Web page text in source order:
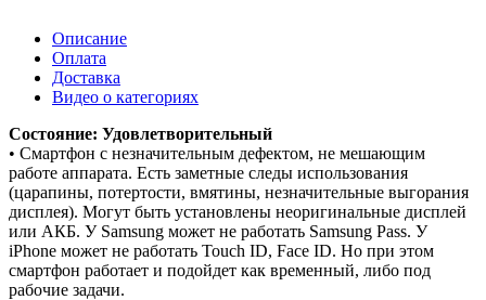
Описание
Оплата
Доставка
Видео о категориях
Состояние: Удовлетворительный
• Смартфон с незначительным дефектом, не мешающим
работе аппарата. Есть заметные следы использования
(царапины, потертости, вмятины, незначительные выгорания
дисплея). Могут быть установлены неоригинальные дисплей
или АКБ. У Samsung может не работать Samsung Pass. У
iPhone может не работать Touch ID, Face ID. Но при этом
смартфон работает и подойдет как временный, либо под
рабочие задачи.